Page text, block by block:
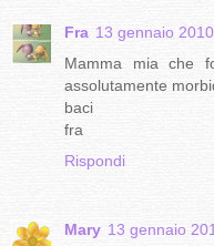
Fra 13 gennaio
Mamma mia che
assolutamente
baci
fra
Rispondi
Mary 13 gennaio